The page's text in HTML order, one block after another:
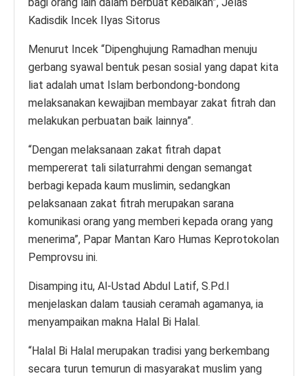
Kadisdik Incek Ilyas Sitorus
Menurut Incek “Dipenghujung Ramadhan menuju
gerbang syawal bentuk pesan sosial yang dapat kita
liat adalah umat Islam berbondong-bondong
melaksanakan kewajiban membayar zakat fitrah dan
melakukan perbuatan baik lainnya”.
“Dengan melaksanaan zakat fitrah dapat
mempererat tali silaturrahmi dengan semangat
berbagi kepada kaum muslimin, sedangkan
pelaksanaan zakat fitrah merupakan sarana
komunikasi orang yang memberi kepada orang yang
menerima”, Papar Mantan Karo Humas Keprotokolan
Pemprovsu ini.
Disamping itu, Al-Ustad Abdul Latif, S.Pd.I
menjelaskan dalam tausiah ceramah agamanya, ia
menyampaikan makna Halal Bi Halal.
“Halal Bi Halal merupakan tradisi yang berkembang
secara turun temurun di masyarakat muslim yang